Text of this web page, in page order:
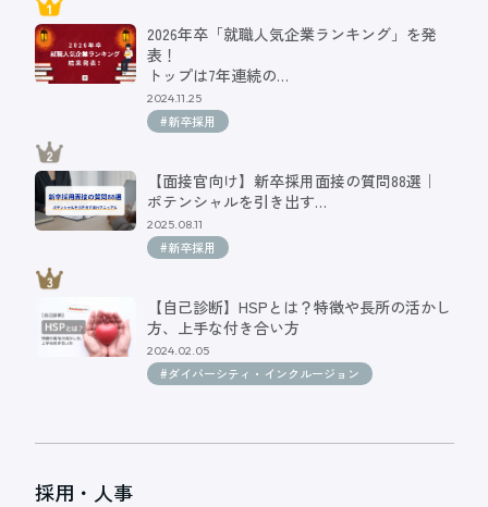
2026年卒「就職人気企業ランキング」を発
表！
トップは7年連続の…
2024.11.25
#新卒採用
【面接官向け】新卒採用面接の質問88選｜
ポテンシャルを引き出す…
2025.08.11
#新卒採用
【自己診断】HSPとは？特徴や長所の活かし
方、上手な付き合い方
2024.02.05
#ダイバーシティ・インクルージョン
採用・人事